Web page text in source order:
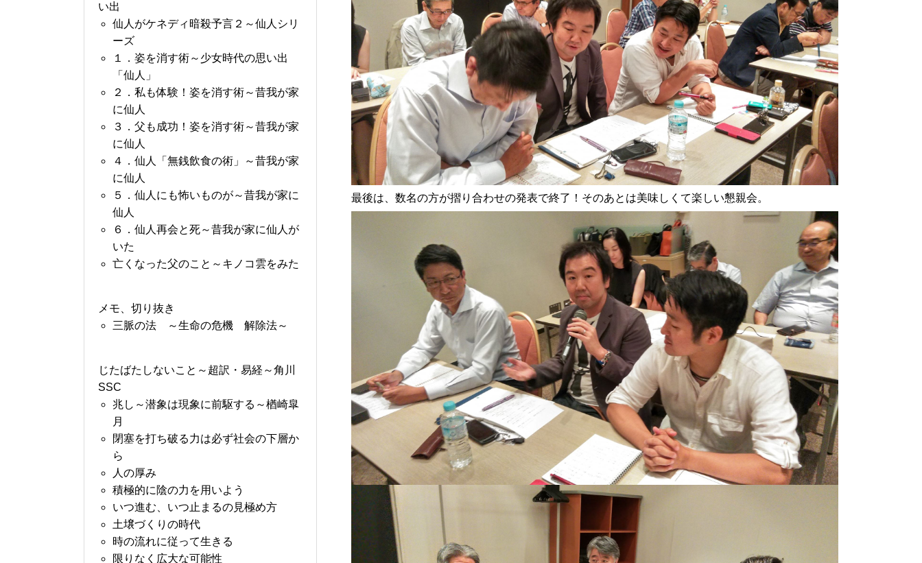
最後は、数名の方が摺り合わせの発表で終了！そのあとは美味しくて楽しい懇親会。
い出
仙人がケネディ暗殺予言２～仙人シリ
ーズ
１．姿を消す術～少女時代の思い出
「仙人」
２．私も体験！姿を消す術～昔我が家
に仙人
３．父も成功！姿を消す術～昔我が家
に仙人
４．仙人「無銭飲食の術」～昔我が家
に仙人
５．仙人にも怖いものが～昔我が家に
仙人
６．仙人再会と死～昔我が家に仙人が
いた
亡くなった父のこと～キノコ雲をみた
メモ、切り抜き
三脈の法 ～生命の危機 解除法～
じたばたしないこと～超訳・易経～角川
SSC
兆し～潜象は現象に前駆する～楢崎皐
月
閉塞を打ち破る力は必ず社会の下層か
ら
人の厚み
積極的に陰の力を用いよう
いつ進む、いつ止まるの見極め方
土壌づくりの時代
時の流れに従って生きる
限りなく広大な可能性